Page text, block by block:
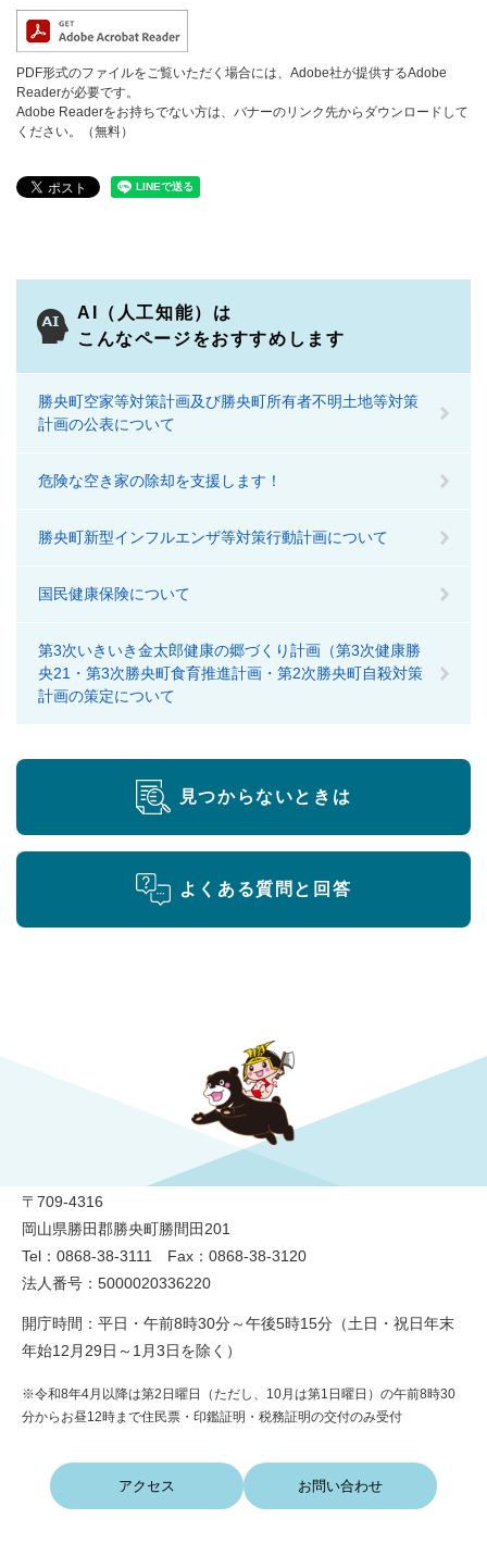
PDF形式のファイルをご覧いただく場合には、Adobe社が提供するAdobe
Readerが必要です。
Adobe Readerをお持ちでない方は、バナーのリンク先からダウンロードして
ください。（無料）
AI（人工知能）は
こんなページをおすすめします
勝央町空家等対策計画及び勝央町所有者不明土地等対策
計画の公表について
危険な空き家の除却を支援します！
勝央町新型インフルエンザ等対策行動計画について
国民健康保険について
第3次いきいき金太郎健康の郷づくり計画（第3次健康勝
央21・第3次勝央町食育推進計画・第2次勝央町自殺対策
計画の策定について
見つからないときは
よくある質問と回答
〒709-4316
岡山県勝田郡勝央町勝間田201
Tel：0868-38-3111 Fax：0868-38-3120
法人番号：5000020336220
開庁時間：平日・午前8時30分～午後5時15分（土日・祝日年末
年始12月29日～1月3日を除く）
※令和8年4月以降は第2日曜日（ただし、10月は第1日曜日）の午前8時30
分からお昼12時まで住民票・印鑑証明・税務証明の交付のみ受付
アクセス お問い合わせ